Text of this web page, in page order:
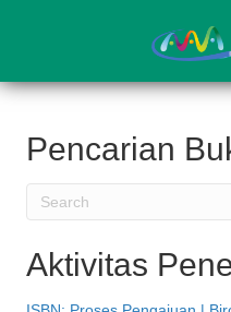
Pencarian
Aktivitas